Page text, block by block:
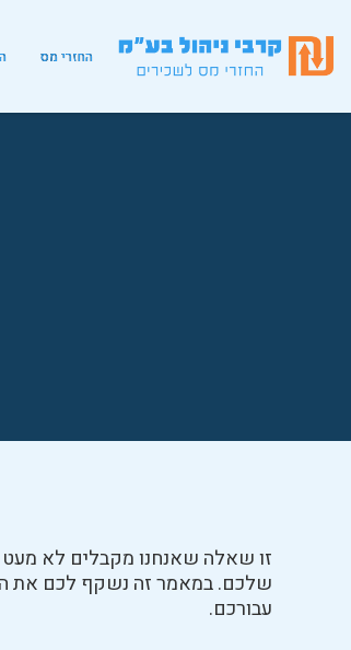
החזרי מס
זו שאלה שאנחנו מקבלים לא
שלכם. במאמר זה נשקף לכם את
עבורכם.